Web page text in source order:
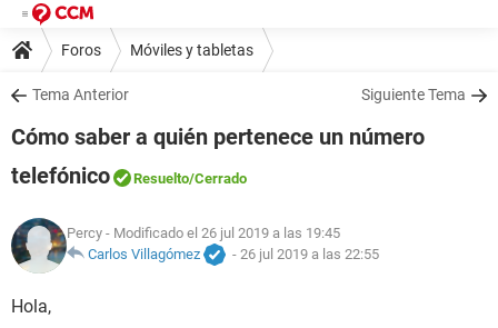
Foros Móviles y tabletas
Tema Anterior Siguiente Tema
Cómo saber a quién pertenece un número
telefónico
Resuelto/Cerrado
Percy - Modificado el 26 jul 2019 a las 19:45
Carlos Villagómez
- 26 jul 2019 a las 22:55
Hola,